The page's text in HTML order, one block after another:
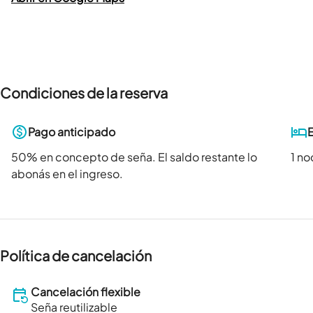
Condiciones de la reserva
Pago anticipado
50% en concepto de seña. El saldo restante lo
abonás en el ingreso.
1
Política de cancelación
Cancelación flexible
Seña reutilizable